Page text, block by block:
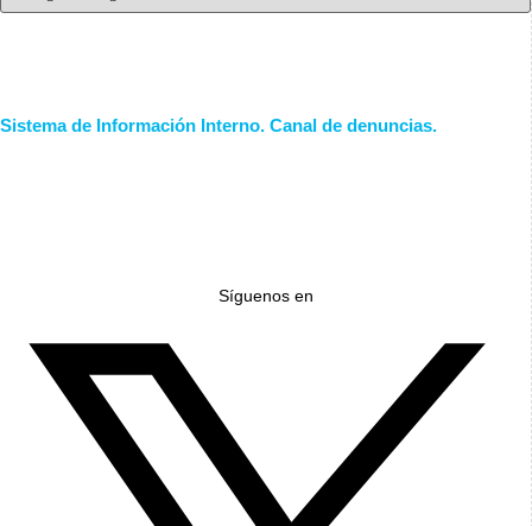
Sistema de Información Interno. Canal de denuncias.
Síguenos en